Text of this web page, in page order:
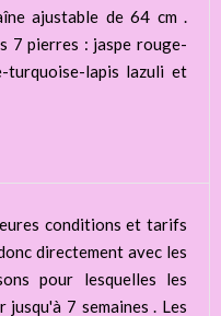
ajustable de 64 cm .
7 pierres : jaspe rouge-
lapis lazuli et
conditions et tarifs
directement avec les
pour lesquelles les
7 semaines . Les